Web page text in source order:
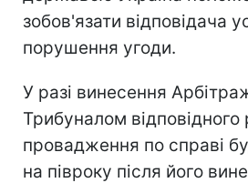
зобов'язати відповідача
порушення угоди.
У разі винесення
Трибуналом відповідного
провадження по справі
на півроку після його